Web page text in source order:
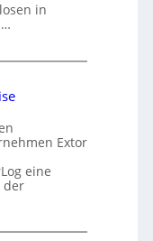
in
Extor
eine
der